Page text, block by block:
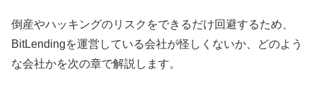
倒産やハッキングのリスクをできるだけ回避するため、
BitLendingを運営している会社が怪しくないか、どのよう
な会社かを次の章で解説します。